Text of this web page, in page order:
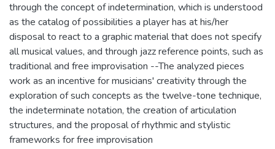
through the concept of indetermination, which is understood
as the catalog of possibilities a player has at his/her
disposal to react to a graphic material that does not specify
all musical values, and through jazz reference points, such as
traditional and free improvisation --The analyzed pieces
work as an incentive for musicians' creativity through the
exploration of such concepts as the twelve-tone technique,
the indeterminate notation, the creation of articulation
structures, and the proposal of rhythmic and stylistic
frameworks for free improvisation